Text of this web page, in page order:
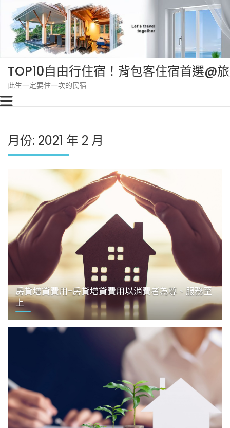
content
TOP10自由行住宿！背包客住宿首選@
此生一定要住一次的民宿
月份: 2021 年 2 月
房貸增貸費用-房貸增貸費用以消費者為尊、服務至
上